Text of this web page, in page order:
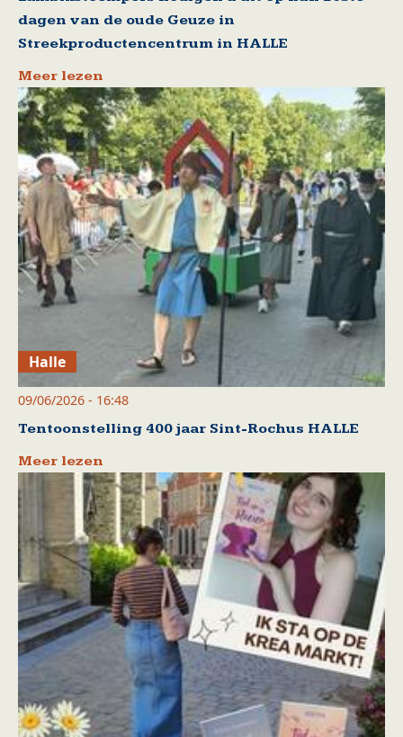
dagen van de oude Geuze in
Streekproductencentrum in HALLE
Meer lezen
Halle
09/06/2026 - 16:48
Tentoonstelling 400 jaar Sint-Rochus HALLE
Meer lezen